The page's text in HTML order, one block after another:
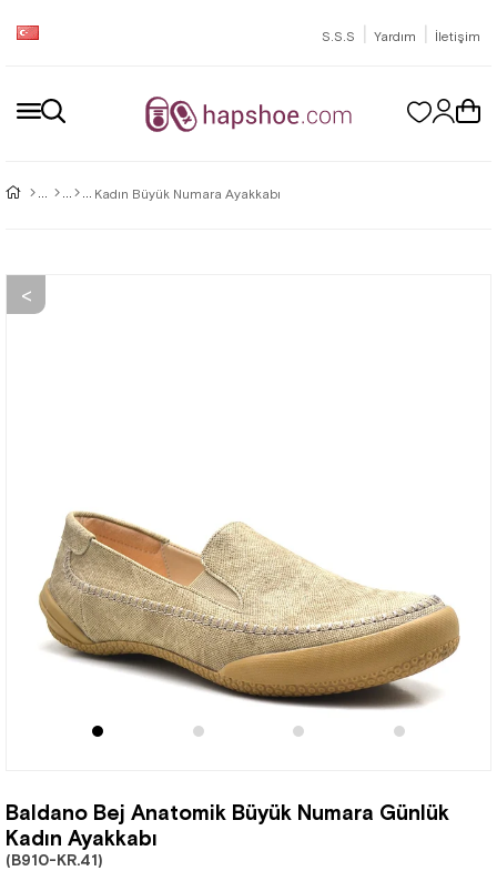
S.S.S | Yardım | İletişim
Kadın Büyük Numara Ayakkabı
Baldano Bej Anatomik Büyük Numara Günlük
Kadın Ayakkabı
(B910-KR.41)